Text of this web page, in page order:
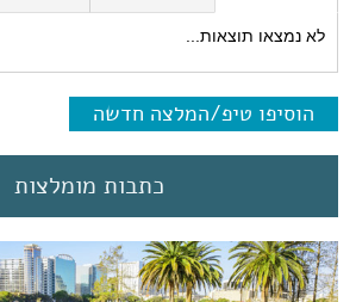
לא נמצאו תוצאות...
הוסיפו טיפ/המלצה חדשה
כתבות מומלצות